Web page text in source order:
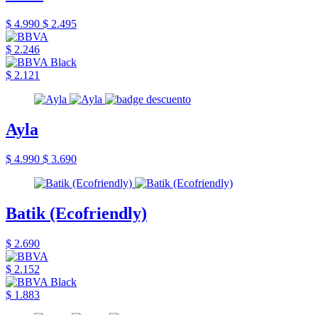
$ 4.990 $ 2.495
$ 2.246
$ 2.121
Ayla
$ 4.990 $ 3.690
Batik (Ecofriendly)
$ 2.690
$ 2.152
$ 1.883